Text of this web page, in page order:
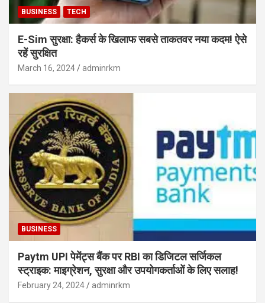
BUSINESS TECH
E-Sim सुरक्षा: हैकर्स के खिलाफ सबसे ताकतवर नया कदम! ऐसे
रहें सुरक्षित
March 16, 2024 adminrkm
BUSINESS
Paytm UPI पेमेंट्स बैंक पर RBI का डिजिटल सर्जिकल
स्ट्राइक: माइग्रेशन, सुरक्षा और उपयोगकर्ताओं के लिए सलाह!
February 24, 2024 adminrkm